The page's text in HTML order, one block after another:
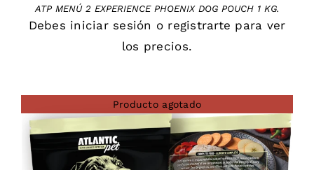
ATP MENÚ 2 EXPERIENCE PHOENIX DOG POUCH 1 KG.
Debes iniciar sesión o registrarte para ver
los precios.
Producto agotado